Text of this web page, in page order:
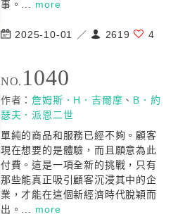
事。... more
2025-10-01 ／ 2619 4
NO. 1040
作者：詹姆斯．H．吉爾摩 、 B．約
瑟夫．派恩二世
單純的商品和服務已經不夠。顧客
現在想要的是體驗，而且願意為此
付費。這是一項全新的挑戰，只有
那些能真正吸引顧客沉浸其中的企
業，才能在這個新經濟時代脫穎而
出。... more